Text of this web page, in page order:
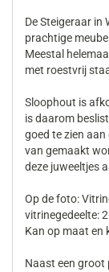
De Steigeraar in
prachtige
Meestal
met roestvrij
Sloophout is
is daarom
goed te zien
van gemaakt
deze juweeltjes
Op de foto:
vitrinegedeelte:
Kan op maat en
Naast een groot